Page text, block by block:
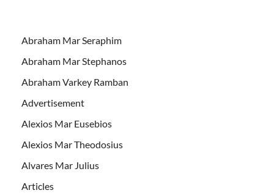
Abraham Mar Seraphim
Abraham Mar Stephanos
Abraham Varkey Ramban
Advertisement
Alexios Mar Eusebios
Alexios Mar Theodosius
Alvares Mar Julius
Articles